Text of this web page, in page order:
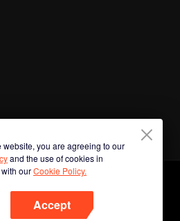
website, you are agreeing to our
and the use of cookies in
ourCookie Policy.
Accept